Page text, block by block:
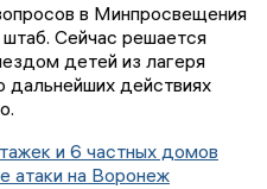
в Минпросвещения
Сейчас решается
детей из лагеря
действиях
и 6 частных домов
атаки на Воронеж